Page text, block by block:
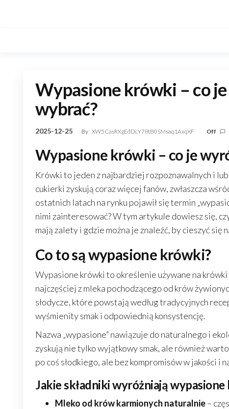
Wypasione krówki – co
wybrać?
2025-12-25 By XW5CasRXgEdDcY78tB0SMsaq1AxqXF Off
Wypasione krówki – co je
Krówki to jeden z najbardziej rozpoznawalnych i
cukierki zyskują coraz więcej fanów, zwłaszcza
ostatnich latach na rynku pojawił się termin
nimi zainteresować? W tym artykule dowiesz się,
mają zalety i gdzie można je znaleźć, by cieszyć się
Co to są wypasione krówki?
Wypasione krówki to określenie używane na
najczęściej z mleka pochodzącego od krów
słodycze, które powstają według tradycyjnych
wyśmienity smak i odpowiednią konsystencję.
Nazwa „wypasione” nawiązuje do naturalnego i
zyskują nie tylko wyjątkowy smak, ale również
po coś słodkiego, ale bez kompromisów w jakości i
Jakie składniki wyróżniają
Mleko od krów karmionych naturalnie–